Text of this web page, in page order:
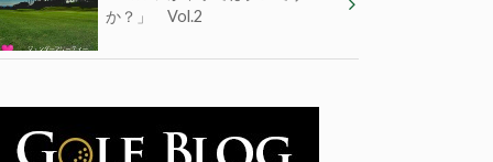
か？」 Vol.2